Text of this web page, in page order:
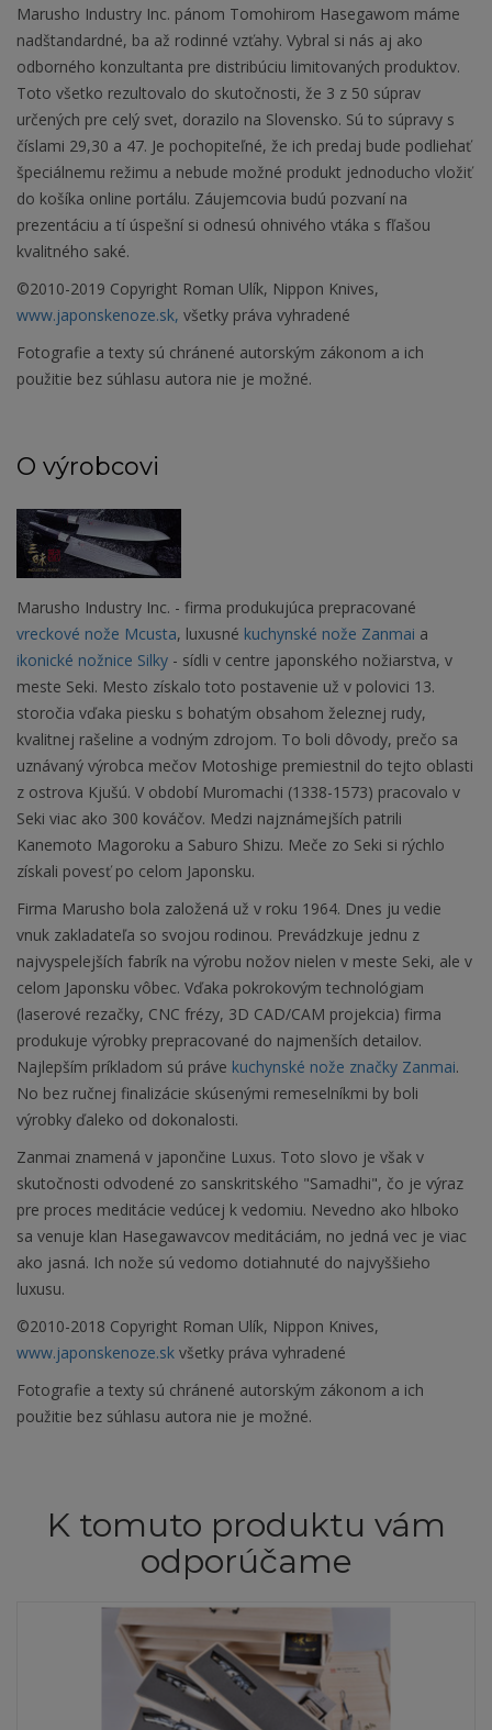
Marusho Industry Inc. pánom Tomohirom Hasegawom máme
nadštandardné, ba až rodinné vzťahy. Vybral si nás aj ako
odborného konzultanta pre distribúciu limitovaných produktov.
Toto všetko rezultovalo do skutočnosti, že 3 z 50 súprav
určených pre celý svet, dorazilo na Slovensko. Sú to súpravy s
číslami 29,30 a 47. Je pochopiteľné, že ich predaj bude podliehať
špeciálnemu režimu a nebude možné produkt jednoducho vložiť
do košíka online portálu. Záujemcovia budú pozvaní na
prezentáciu a tí úspešní si odnesú ohnivého vtáka s fľašou
kvalitného saké.
©2010-2019 Copyright Roman Ulík, Nippon Knives,
www.japonskenoze.sk, všetky práva vyhradené
Fotografie a texty sú chránené autorským zákonom a ich
použitie bez súhlasu autora nie je možné.
O výrobcovi
Marusho Industry Inc. - firma produkujúca prepracované
vreckové nože Mcusta, luxusné kuchynské nože Zanmai a
ikonické nožnice Silky - sídli v centre japonského nožiarstva, v
meste Seki. Mesto získalo toto postavenie už v polovici 13.
storočia vďaka piesku s bohatým obsahom železnej rudy,
kvalitnej rašeline a vodným zdrojom. To boli dôvody, prečo sa
uznávaný výrobca mečov Motoshige premiestnil do tejto oblasti
z ostrova Kjušú. V období Muromachi (1338-1573) pracovalo v
Seki viac ako 300 kováčov. Medzi najznámejších patrili
Kanemoto Magoroku a Saburo Shizu. Meče zo Seki si rýchlo
získali povesť po celom Japonsku.
Firma Marusho bola založená už v roku 1964. Dnes ju vedie
vnuk zakladateľa so svojou rodinou. Prevádzkuje jednu z
najvyspelejších fabrík na výrobu nožov nielen v meste Seki, ale v
celom Japonsku vôbec. Vďaka pokrokovým technológiam
(laserové rezačky, CNC frézy, 3D CAD/CAM projekcia) firma
produkuje výrobky prepracované do najmenších detailov.
Najlepším príkladom sú práve kuchynské nože značky Zanmai.
No bez ručnej finalizácie skúsenými remeselníkmi by boli
výrobky ďaleko od dokonalosti.
Zanmai znamená v japončine Luxus. Toto slovo je však v
skutočnosti odvodené zo sanskritského "Samadhi", čo je výraz
pre proces meditácie vedúcej k vedomiu. Nevedno ako hlboko
sa venuje klan Hasegawavcov meditáciám, no jedná vec je viac
ako jasná. Ich nože sú vedomo dotiahnuté do najvyššieho
luxusu.
©2010-2018 Copyright Roman Ulík, Nippon Knives,
www.japonskenoze.sk všetky práva vyhradené
Fotografie a texty sú chránené autorským zákonom a ich
použitie bez súhlasu autora nie je možné.
K tomuto produktu vám
odporúčame